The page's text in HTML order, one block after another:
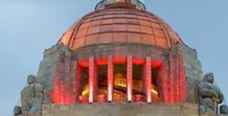
cultural e histórica de México. La
combinación de...